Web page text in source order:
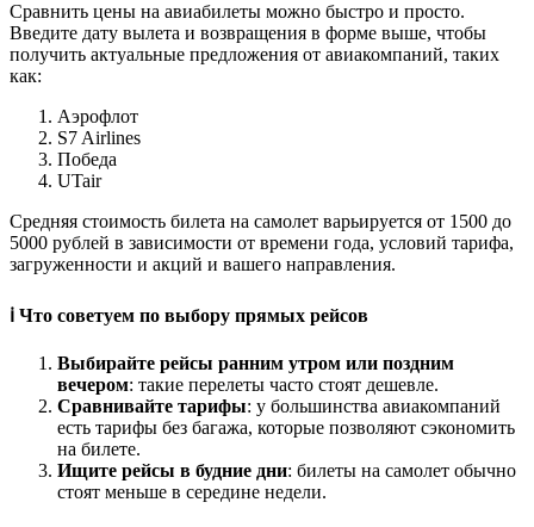
Сравнить цены на авиабилеты можно быстро и просто.
Введите дату вылета и возвращения в форме выше, чтобы
получить актуальные предложения от авиакомпаний, таких
как:
Аэрофлот
S7 Airlines
Победа
UTair
Средняя стоимость билета на самолет варьируется от 1500 до
5000 рублей в зависимости от времени года, условий тарифа,
загруженности и акций и вашего направления.
ℹ️ Что советуем по выбору прямых рейсов
Выбирайте рейсы ранним утром или поздним
вечером: такие перелеты часто стоят дешевле.
Сравнивайте тарифы: у большинства авиакомпаний
есть тарифы без багажа, которые позволяют сэкономить
на билете.
Ищите рейсы в будние дни: билеты на самолет обычно
стоят меньше в середине недели.